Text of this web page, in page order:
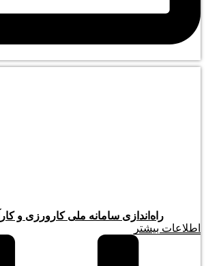
راه‌اندازی سامانه ملی کارورزی و
اطلاعات بیشتر